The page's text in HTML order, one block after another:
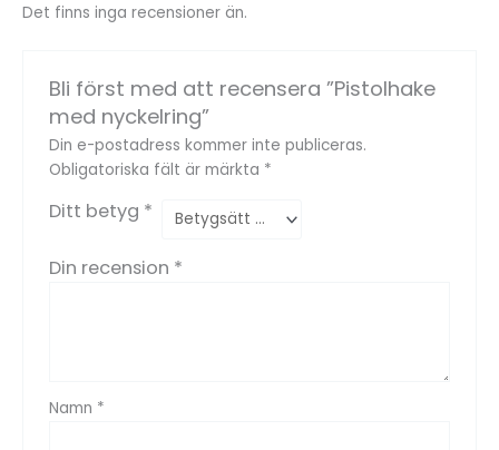
Det finns inga recensioner än.
Bli först med att recensera ”Pistolhake
med nyckelring”
Din e-postadress kommer inte publiceras.
Obligatoriska fält är märkta *
Ditt betyg *
Din recension *
Namn *